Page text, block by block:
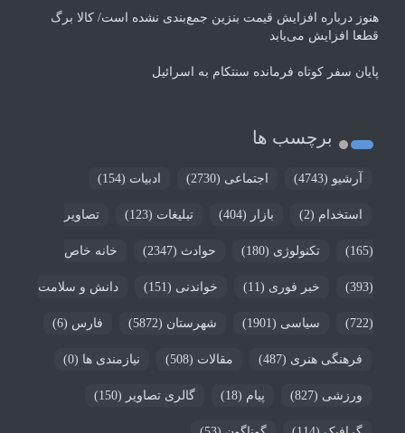
هنوز درباره افزایش قیمت بنزین جمع‌بندی نشده است/ کالا برگ
قطعا افزایش می‌یابد
پایان سفر کوتاه فرمانده سنتکام به اسرائیل
برچسب ها
آرشیو (4743) اجتماعی (2730) ادبیات (154)
استخدام (2) بازار (404) تبلیغات (123) تصاویر
(165) تکنولوژی (180) حوادث (2347) خانه خاص
(393) خبر فوری (11) خواندنی (151) دانش و سلامت
(722) سیاسی (1901) شهرستان (5872) فارس (6)
فرهنگی هنری (487) مقالات (508) نیازمندی ها (0)
ورزشی (827) پیام (18) گالری تصاویر (150)